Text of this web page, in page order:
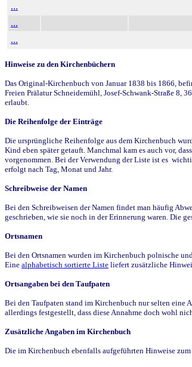
...
...
...
Hinweise zu den Kirchenbüchern
Das Original-Kirchenbuch von Januar 1838 bis 1866,
Freien Prälatur Schneidemühl, Josef-Schwank-Straße 8,
erlaubt.
Die Reihenfolge der Einträge
Die ursprüngliche Reihenfolge aus dem Kirchenbuch
Kind eben später getauft. Manchmal kam es auch vor,
vorgenommen. Bei der Verwendung der Liste ist es
erfolgt nach Tag, Monat und Jahr.
Schreibweise der Namen
Bei den Schreibweisen der Namen findet man häufig
geschrieben, wie sie noch in der Erinnerung waren. Die
Ortsnamen
Bei den Ortsnamen wurden im Kirchenbuch polnische
Eine alphabetisch sortierte Liste liefert zusätzliche
Ortsangaben bei den Taufpaten
Bei den Taufpaten stand im Kirchenbuch nur selten eine
allerdings festgestellt, dass diese Annahme doch wohl
Zusätzliche Angaben im Kirchenbuch
Die im Kirchenbuch ebenfalls aufgeführten Hinweise